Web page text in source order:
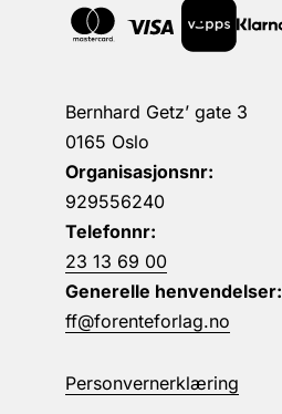
Bernhard Getz’ gate 3
0165 Oslo
Organisasjonsnr:
929556240
Telefonnr:
23 13 69 00
Generelle henvendelser:
ff@forenteforlag.no
Personvernerklæring